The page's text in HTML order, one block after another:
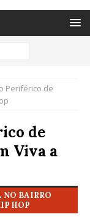
Periférico de
de
Viva a
BAIRRO
HOP